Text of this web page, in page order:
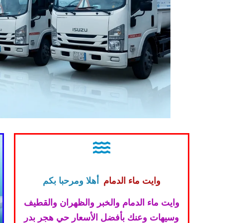
وايت ماء الدمام أهلا ومرحبا بكم
وايت ماء الدمام والخبر والظهران والقطيف
وسيهات وعنك بأفضل الأسعار حي هجر بدر